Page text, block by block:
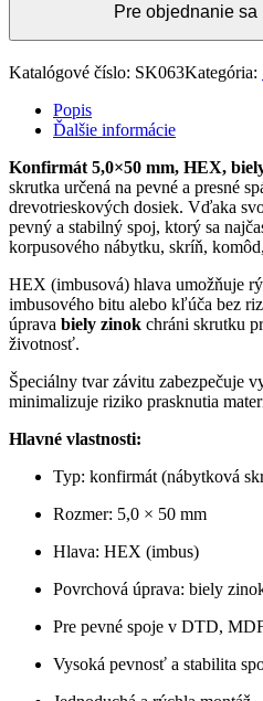
Pre objednanie
Katalógové číslo: SK063Kategória:
Popis
Ďalšie informácie
Konfirmát 5,0×50 mm, HEX,
skrutka určená na pevné a presné
drevotrieskových dosiek. Vďaka
pevný a stabilný spoj, ktorý sa
korpusového nábytku, skríň,
HEX (imbusová) hlava umožňuje
imbusového bitu alebo kľúča bez
úprava biely zinok chráni skrutku
životnosť.
Špeciálny tvar závitu zabezpečuje
minimalizuje riziko prasknutia
Hlavné vlastnosti:
Typ: konfirmát (nábytková
Rozmer: 5,0 × 50 mm
Hlava: HEX (imbus)
Povrchová úprava: biely
Pre pevné spoje v DTD,
Vysoká pevnosť a stabilita